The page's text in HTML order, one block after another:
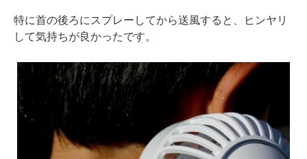
特に首の後ろにスプレーしてから送風すると、ヒンヤリ
して気持ちが良かったです。